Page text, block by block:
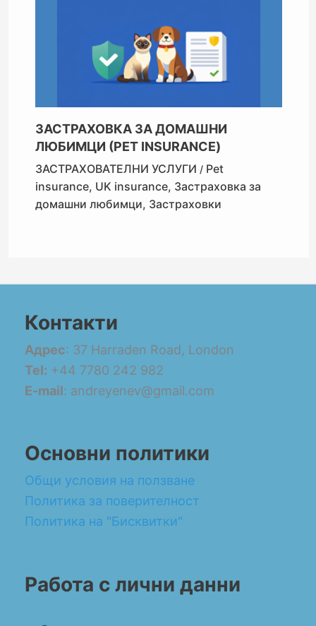
ЗАСТРАХОВКА ЗА ДОМАШНИ
ЛЮБИМЦИ (PET INSURANCE)
ЗАСТРАХОВАТЕЛНИ УСЛУГИ / Pet
insurance, UK insurance, Застраховка за
домашни любимци, Застраховки
Контакти
Адрес: 37 Harraden Road, London
Tel: +44 7780 242 982
E-mail: andreyenev@gmail.com
Основни политики
Общи условия на ползване
Политика за поверителност
Политика на "Бисквитки"
Работа с лични данни